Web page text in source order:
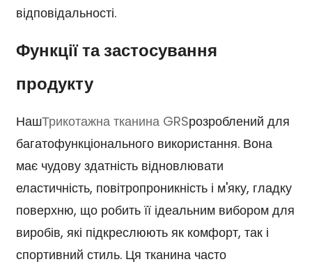
відповідальності.
Функції та застосування
продукту
НашТрикотажна тканина GRSрозроблений для
багатофункціонального використання. Вона
має чудову здатність відновлювати
еластичність, повітропроникність і м'яку, гладку
поверхню, що робить її ідеальним вибором для
виробів, які підкреслюють як комфорт, так і
спортивний стиль. Ця тканина часто